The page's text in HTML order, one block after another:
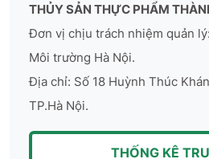
THỦY SẢN THỰC PHẨM
Đơn vị chịu trách nhiệm quản
Môi trường Hà Nội.
Địa chỉ: Số 18 Huỳnh Thúc
TP.Hà Nội.
THỐNG KÊ